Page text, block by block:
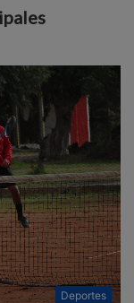
Deportes